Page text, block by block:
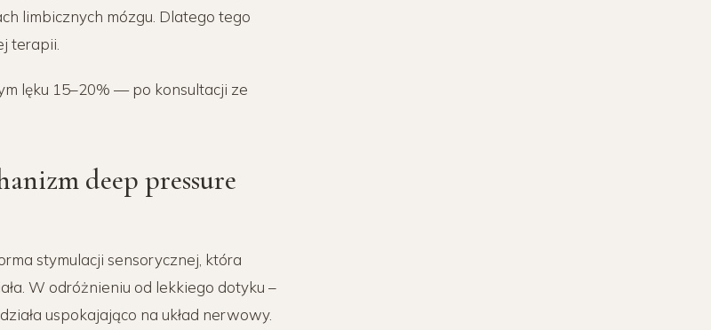
limbicznych mózgu. Dlatego tego
terapii.
lęku 15–20% — po konsultacji ze
deep pressure
stymulacji sensorycznej, która
W odróżnieniu od lekkiego dotyku –
uspokajająco na układ nerwowy.